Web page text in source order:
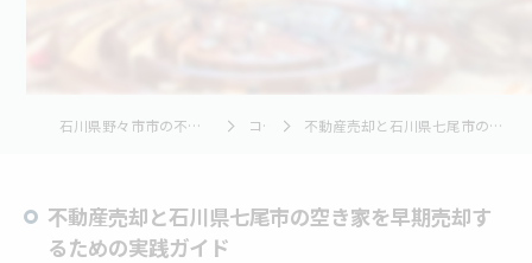
石川県野々市市の不動産売却ならTNホーム株式会社 コラム 不動産売却と石川県七尾市の空き家を早期売却するための実践ガイド
不動産売却と石川県七尾市の空き家を早期売却す
るための実践ガイド